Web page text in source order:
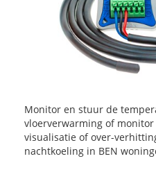
Monitor en stuur de
vloerverwarming of
visualisatie of over-
nachtkoeling in BEN